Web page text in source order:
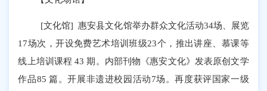
[文化馆] 惠安县文化馆举办群众文化活动34场、展览
17场次，开设免费艺术培训班级23个，推出讲座、慕课等
线上培训课程 43 期。内部刊物《惠安文化》发表原创文学
作品85 篇。开展非遗进校园活动7场。再度获评国家一级